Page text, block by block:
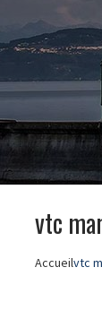
vtc
Accueilvtc